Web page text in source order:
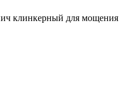
клинкерный для мощения